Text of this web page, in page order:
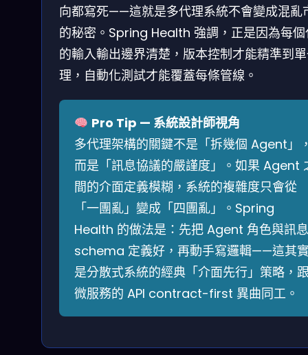
向都寫死——這就是多代理系統不會變成混亂
的秘密。Spring Health 強調，正是因為每
的輸入輸出邊界清楚，版本控制才能精準到
理，自動化測試才能覆蓋每條管線。
Pro Tip — 系統設計師視角
多代理架構的關鍵不是「拆幾個 Agent」
而是「訊息協議的嚴謹度」。如果 Agent
間的介面定義模糊，系統的複雜度只會從
「一團亂」變成「四團亂」。Spring
Health 的做法是：先把 Agent 角色與訊息
schema 定義好，再動手寫邏輯——這其
是分散式系統的經典「介面先行」策略，
微服務的 API contract-first 異曲同工。